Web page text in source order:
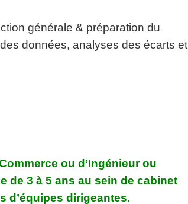
générale & préparation du
données, analyses des écarts et
ou d’Ingénieur ou
de 3 à 5 ans au sein de cabinet
d’équipes dirigeantes.